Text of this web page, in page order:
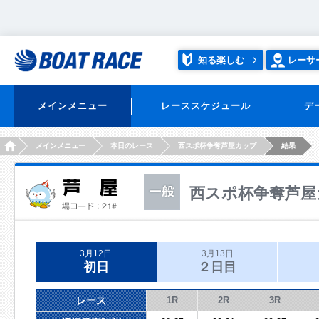
知る楽しむ レーサ
メインメニュー レーススケジュール デ
HOMEメインメニュー 本日のレース 西スポ杯争奪芦屋カップ 結果
西スポ杯争奪芦
3月12日
初日
3月13日
２日目
レース 1R 2R 3R